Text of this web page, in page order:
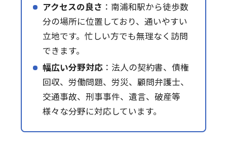
アクセスの良さ ：南浦和駅から徒歩数
分の場所に位置しており、通いやすい
立地です。忙しい方でも無理なく訪問
できます。
幅広い分野対応：法人の契約書、債権
回収、労働問題、労災、顧問弁護士、
交通事故、刑事事件、遺言、破産等
様々な分野に対応しています。